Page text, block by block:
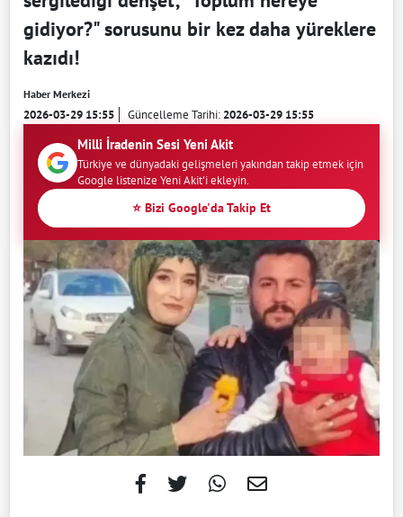
gidiyor?" sorusunu bir kez daha yüreklere
kazıdı!
Haber Merkezi
2026-03-29 15:55 Güncelleme Tarihi:2026-03-29 15:55
Milli İradenin Sesi Yeni Akit
Türkiye ve dünyadaki gelişmeleri yakından takip etmek için
Google listenize Yeni Akit'i ekleyin.
⭐ Bizi Google'da Takip Et